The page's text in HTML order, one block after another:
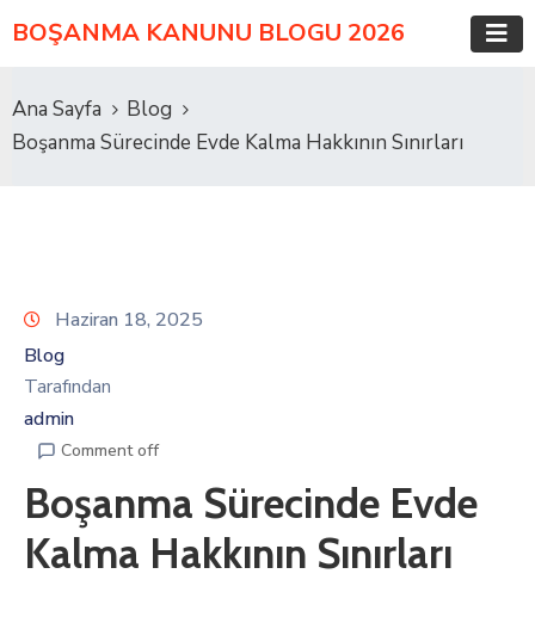
BOŞANMA KANUNU BLOGU 2026
Ana Sayfa
Blog
Boşanma Sürecinde Evde Kalma Hakkının Sınırları
Haziran 18, 2025
Blog
Tarafından
admin
Comment off
Boşanma Sürecinde Evde
Kalma Hakkının Sınırları